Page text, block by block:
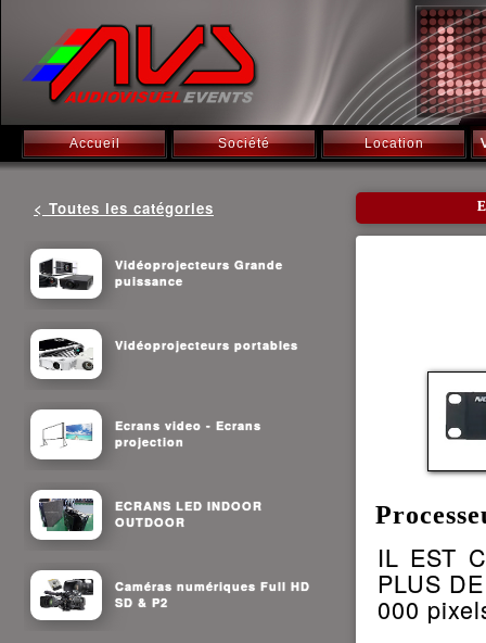
Accueil Société Location
< Toutes les catégories
Vidéoprojecteurs Grande
puissance
Vidéoprojecteurs portables
Ecrans video - Ecrans
projection
ECRANS LED INDOOR
OUTDOOR
Caméras numériques Full HD
SD & P2
IL EST
PLUS
000